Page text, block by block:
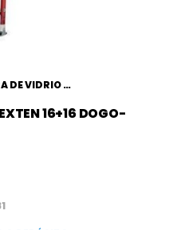
ESCALERA FIBRA DE VIDRIO EXTEN 16+16 DOGO- ROJA- 9.60MT
16+16 DOGO-